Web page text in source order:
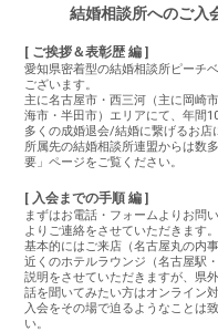
結婚相談所へのご入
[ ご挨拶＆表彰歴 編 ]
愛知県密着型の結婚相談所ピーチ
ございます。
主に名古屋市・西三河（主に岡崎
海市・半田市）エリアにて、年間
多くの成婚退会/結婚に繋げるお店
所属先の結婚相談所連盟からは数
要」ページをご覧ください。
[ 入会までの手順 編 ]
まずはお電話・フォームよりお問
よりご連絡をさせていただきます。
基本的にはご来店（名古屋丸の内
近くのホテルラウンジ（名古屋駅
説明をさせていただきますが、県
話を聞いてみたい方はオンライン
入会をその場で迫るようなことは
い。